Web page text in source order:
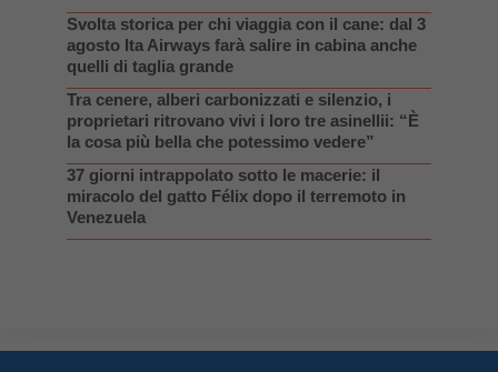
Svolta storica per chi viaggia con il cane: dal 3
agosto Ita Airways farà salire in cabina anche
quelli di taglia grande
Tra cenere, alberi carbonizzati e silenzio, i
proprietari ritrovano vivi i loro tre asinellii: “È
la cosa più bella che potessimo vedere”
37 giorni intrappolato sotto le macerie: il
miracolo del gatto Félix dopo il terremoto in
Venezuela